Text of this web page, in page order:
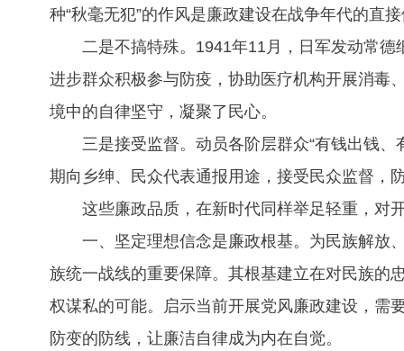
种“秋毫无犯”的作风是廉政建设在战争年代的直
二是不搞特殊。1941年11月，日军发动常
进步群众积极参与防疫，协助医疗机构开展消毒
境中的自律坚守，凝聚了民心。
三是接受监督。动员各阶层群众“有钱出钱
期向乡绅、民众代表通报用途，接受民众监督，
这些廉政品质，在新时代同样举足轻重，对
一、坚定理想信念是廉政根基。为民族解放
族统一战线的重要保障。其根基建立在对民族的
权谋私的可能。启示当前开展党风廉政建设，需
防变的防线，让廉洁自律成为内在自觉。